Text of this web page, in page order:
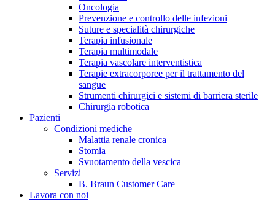
Catalogo prodotti
Trova il prodotto che stai cercando. Visita il catalogo B.
Braun con il nostro portfolio completo.
Hai domande o richieste? Scrivici per entrare subito in
contatto con un nostro referente.
Oncologia
Prevenzione e controllo delle infezioni
Suture e specialità chirurgiche
Terapia infusionale
Terapia multimodale
Terapia vascolare interventistica
Terapie extracorporee per il trattamento del
sangue
Strumenti chirurgici e sistemi di barriera sterile
Chirurgia robotica
Pazienti
Condizioni mediche
Malattia renale cronica
Stomia
Svuotamento della vescica
Servizi
B. Braun Customer Care
Lavora con noi